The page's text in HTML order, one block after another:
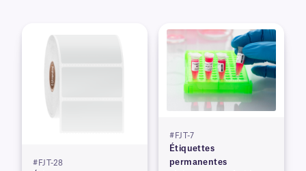
#FJT-28
#FJT-7
Étiquettes
permanentes